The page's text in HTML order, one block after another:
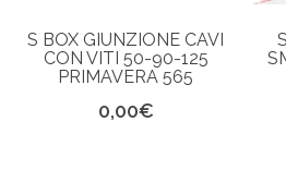
S BOX GIUNZIONE CAVI
CON VITI 50-90-125
PRIMAVERA 565
0,00€